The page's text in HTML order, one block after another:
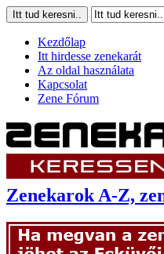
Kezdőlap
Itt hirdesse zenekarát
Az oldal használata
Kapcsolat
Zene Fórum
Zenekarok A-Z,